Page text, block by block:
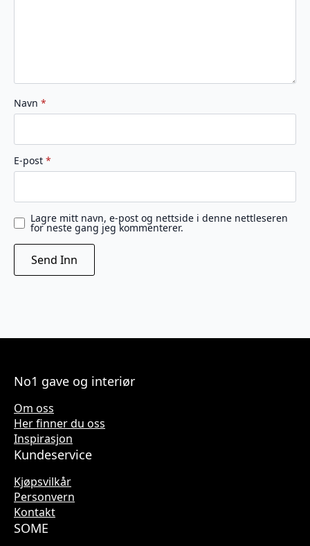
Navn *
E-post *
Lagre mitt navn, e-post og nettside i denne nettleseren
for neste gang jeg kommenterer.
No1 gave og interiør
Om oss
Her finner du oss
Inspirasjon
Kundeservice
Kjøpsvilkår
Personvern
Kontakt
SOME